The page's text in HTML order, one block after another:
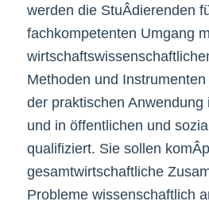
werden die StuÂ­dierenden
fachkompetenten Umgang
Methoden und
der praktischen Anwendung
und in öffentlichen und
qualifiziert. Sie sollen
gesamtwirtschaftliche
Probleme wissenschaftlich